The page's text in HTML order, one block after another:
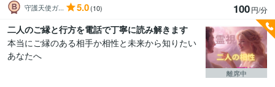
守護天使ガ... 5.0(10) 100円/分
二人のご縁と行方を電話で丁寧に読み解きます
本当にご縁のある相手か相性と未来から知りたい
あなたへ
離席中